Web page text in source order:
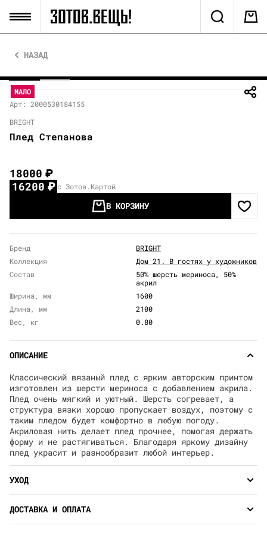
НАЗАД
МАЛО
Арт: 2000530184155
BRIGHT
Плед Степанова
18000₽
16200₽ с Зотов.Картой
В КОРЗИНУ
Бренд
BRIGHT
Коллекция
Дом 21. В гостях у художников
Состав
50% шерсть мериноса, 50%
акрил
Ширина, мм
1600
Длина, мм
2100
Вес, кг
0.80
ОПИСАНИЕ
Классический вязаный плед с ярким авторским принтом
изготовлен из шерсти мериноса с добавлением акрила.
Плед очень мягкий и уютный. Шерсть согревает, а
структура вязки хорошо пропускает воздух, поэтому с
таким пледом будет комфортно в любую погоду.
Акриловая нить делает плед прочнее, помогая держать
форму и не растягиваться. Благодаря яркому дизайну
плед украсит и разнообразит любой интерьер.
УХОД
ДОСТАВКА И ОПЛАТА